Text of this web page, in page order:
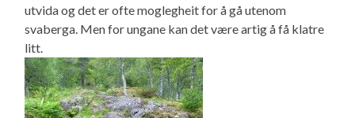
utvida og det er ofte moglegheit for å gå utenom
svaberga. Men for ungane kan det være artig å få klatre
litt.